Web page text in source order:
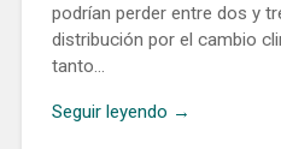
podrían perder entre dos y
distribución por el cambio
tanto…
Seguir leyendo →